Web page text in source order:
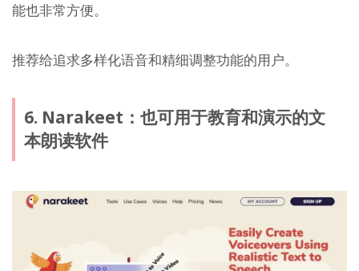
能也非常方便。
推荐给追求多样化语音和精细调整功能的用户。
6. Narakeet：也可用于教育和演示的文
本朗读软件